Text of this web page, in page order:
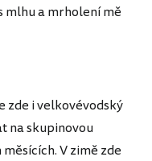
mlhu a mrholení mě
zde i velkovévodský
na skupinovou
V zimě zde